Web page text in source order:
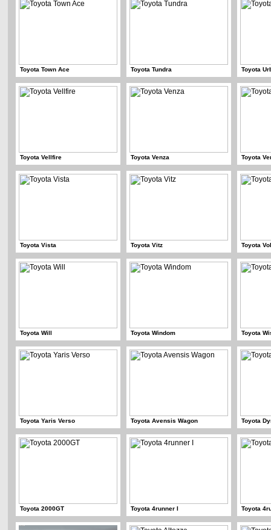
Toyota Town Ace Toyota Tundra Toyota
Toyota Vellfire Toyota Venza Toyota
Toyota Vista Toyota Vitz Toyota
Toyota Will Toyota Windom Toyota
Toyota Yaris Verso Toyota Avensis Wagon Toyota
Toyota 2000GT Toyota 4runner I Toyota